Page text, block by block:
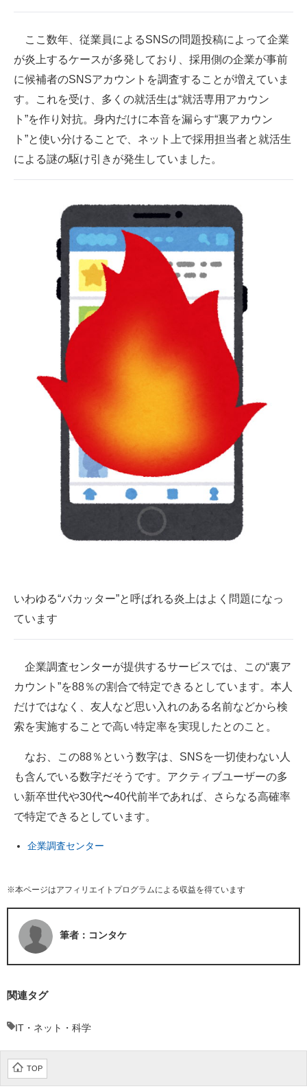
ここ数年、従業員によるSNSの問題投稿によって企業
が炎上するケースが多発しており、採用側の企業が事前
に候補者のSNSアカウントを調査することが増えていま
す。これを受け、多くの就活生は“就活専用アカウン
ト”を作り対抗。身内だけに本音を漏らす“裏アカウン
ト”と使い分けることで、ネット上で採用担当者と就活生
による謎の駆け引きが発生していました。
いわゆる“バカッター”と呼ばれる炎上はよく問題になっ
ています
企業調査センターが提供するサービスでは、この“裏ア
カウント”を88％の割合で特定できるとしています。本人
だけではなく、友人など思い入れのある名前などから検
索を実施することで高い特定率を実現したとのこと。
なお、この88％という数字は、SNSを一切使わない人
も含んでいる数字だそうです。アクティブユーザーの多
い新卒世代や30代〜40代前半であれば、さらなる高確率
で特定できるとしています。
企業調査センター
※本ページはアフィリエイトプログラムによる収益を得ています
筆者：コンタケ
関連タグ
IT・ネット・科学
TOP